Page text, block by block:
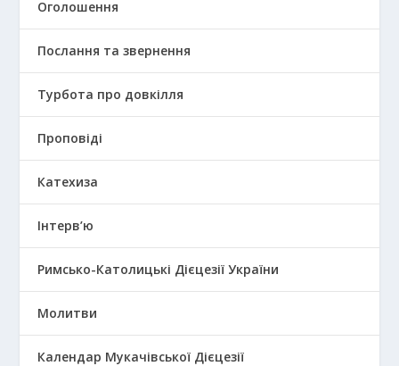
Оголошення
Послання та звернення
Турбота про довкілля
Проповіді
Катехиза
Інтерв’ю
Римсько-Католицькі Дієцезії України
Молитви
Календар Мукачівської Дієцезії